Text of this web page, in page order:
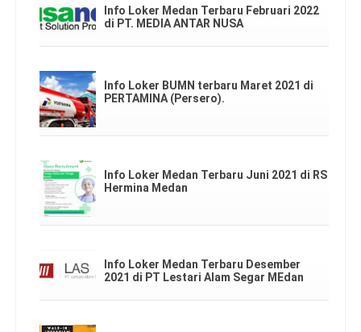
Info Loker Medan Terbaru Februari 2022
di PT. MEDIA ANTAR NUSA
Info Loker BUMN terbaru Maret 2021 di
PERTAMINA (Persero).
Info Loker Medan Terbaru Juni 2021 di RS
Hermina Medan
Info Loker Medan Terbaru Desember
2021 di PT Lestari Alam Segar MEdan